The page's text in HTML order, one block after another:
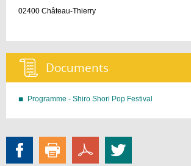
02400 Château-Thierry
Documents :
Programme - Shiro Shori Pop Festival